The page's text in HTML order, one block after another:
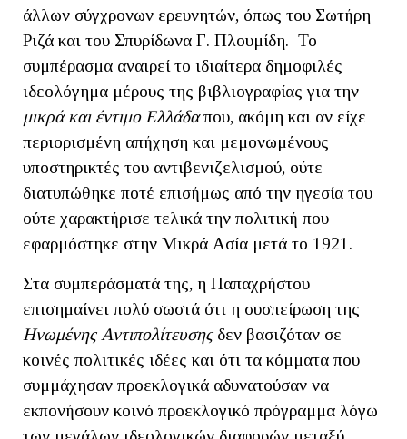
άλλων σύγχρονων ερευνητών, όπως του Σωτήρη
Ριζά και του Σπυρίδωνα Γ. Πλουμίδη. Το
συμπέρασμα αναιρεί το ιδιαίτερα δημοφιλές
ιδεολόγημα μέρους της βιβλιογραφίας για την
μικρά και έντιμο Ελλάδαπου, ακόμη και αν είχε
περιορισμένη απήχηση και μεμονωμένους
υποστηρικτές του αντιβενιζελισμού, ούτε
διατυπώθηκε ποτέ επισήμως από την ηγεσία του
ούτε χαρακτήρισε τελικά την πολιτική που
εφαρμόστηκε στην Μικρά Ασία μετά το 1921.
Στα συμπεράσματά της, η Παπαχρήστου
επισημαίνει πολύ σωστά ότι η συσπείρωση της
Ηνωμένης Αντιπολίτευσηςδεν βασιζόταν σε
κοινές πολιτικές ιδέες και ότι τα κόμματα που
συμμάχησαν προεκλογικά αδυνατούσαν να
εκπονήσουν κοινό προεκλογικό πρόγραμμα λόγω